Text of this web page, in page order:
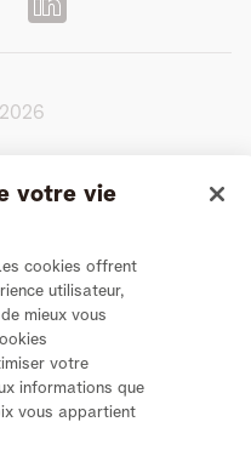
2026
de cookies
votre vie
cookies offrent
utilisateur,
mieux vous
votre
informations que
vous appartient